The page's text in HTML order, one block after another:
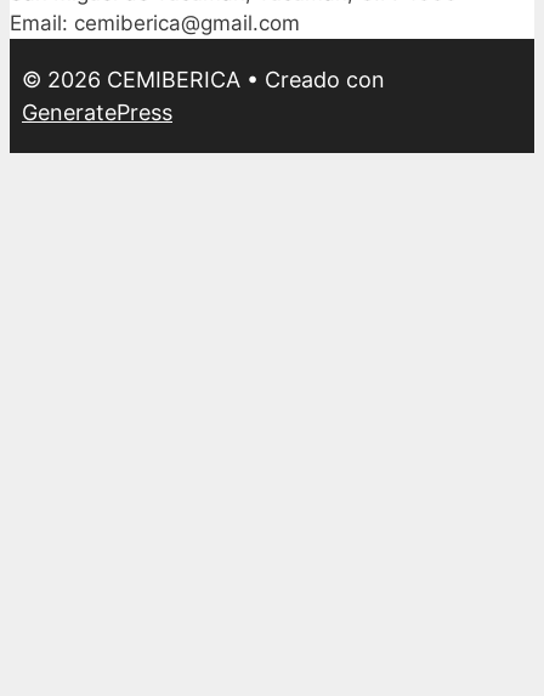
Email: cemiberica@gmail.com
© 2026 CEMIBERICA • Creado con
GeneratePress